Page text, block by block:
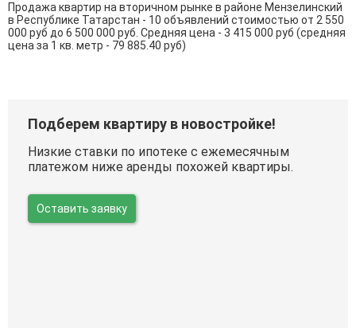
Продажа квартир на вторичном рынке в районе Мензелинский
в Республике Татарстан - 10 объявлений стоимостью от 2 550
000 руб до 6 500 000 руб. Средняя цена - 3 415 000 руб (средняя
цена за 1 кв. метр - 79 885.40 руб)
Подберем квартиру в новостройке!
Низкие ставки по ипотеке с ежемесячным
платежом ниже аренды похожей квартиры.
Оставить заявку